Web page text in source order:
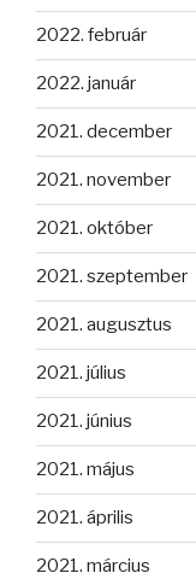
2022. február
2022. január
2021. december
2021. november
2021. október
2021. szeptember
2021. augusztus
2021. július
2021. június
2021. május
2021. április
2021. március